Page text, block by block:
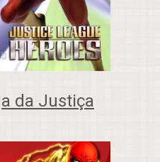
da Justiça